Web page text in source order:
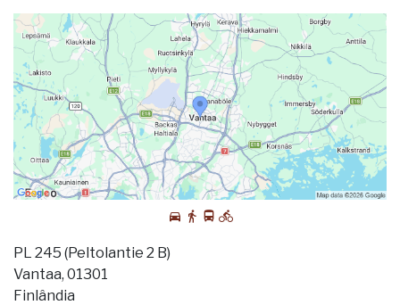
PL 245 (Peltolantie 2 B)
Vantaa, 01301
Finlândia